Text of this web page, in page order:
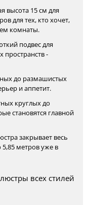
высота 15 см для
для тех, кто хочет,
комнаты.
подвес для
пространств -
до размашистых
и аппетит.
круглых до
становятся главной
закрывает весь
метров уже в
всех стилей